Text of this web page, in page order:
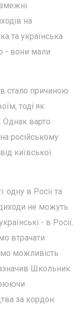
на
та українська
- вони мали
стало причиною
тоді як
Однак варто
російському
київської
одну в Росії та
не можуть
- в Росії.
втрачати
можливість
Школьник
за кордон.